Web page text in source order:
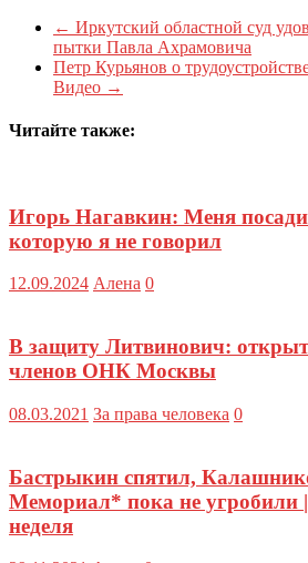
← Иркутский областной суд
пытки Павла Ахрамовича
Петр Курьянов о
Видео →
Читайте также:
Игорь Нагавкин: Меня
которую я не говорил
12.09.2024 Алена 0
В защиту Литвинович:
членов ОНК Москвы
08.03.2021 За права человека 0
Бастрыкин спятил,
Мемориал* пока не угробили
неделя